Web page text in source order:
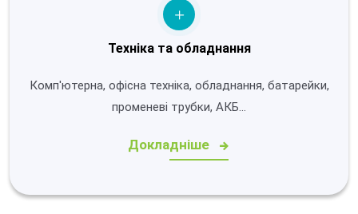
Техніка та обладнання
Комп'ютерна, офісна техніка, обладнання, батарейки,
променеві трубки, АКБ…
Докладніше